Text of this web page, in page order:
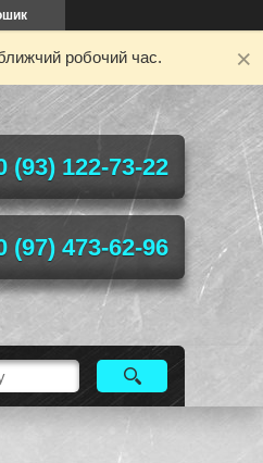
робочий час.
(93) 122-73-22
(97) 473-62-96